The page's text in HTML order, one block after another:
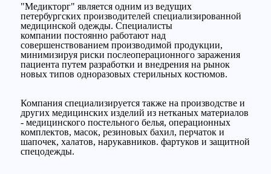
"Медикторг" является одним из ведущих
петербургских производителей специализированной
медицинской одежды. Специалисты
компании постоянно работают над
совершенствованием производимой продукции,
минимизируя риски послеоперационного заражения
пациента путем разработки и внедрения на рынок
новых типов одноразовых стерильных костюмов.
Компания специализируется также на производстве и
других медицинских изделий из нетканых материалов
- медицинского постельного белья, операционных
комплектов, масок, резиновых бахил, перчаток и
шапочек, халатов, нарукавников. фартуков и защитной
спецодежды.